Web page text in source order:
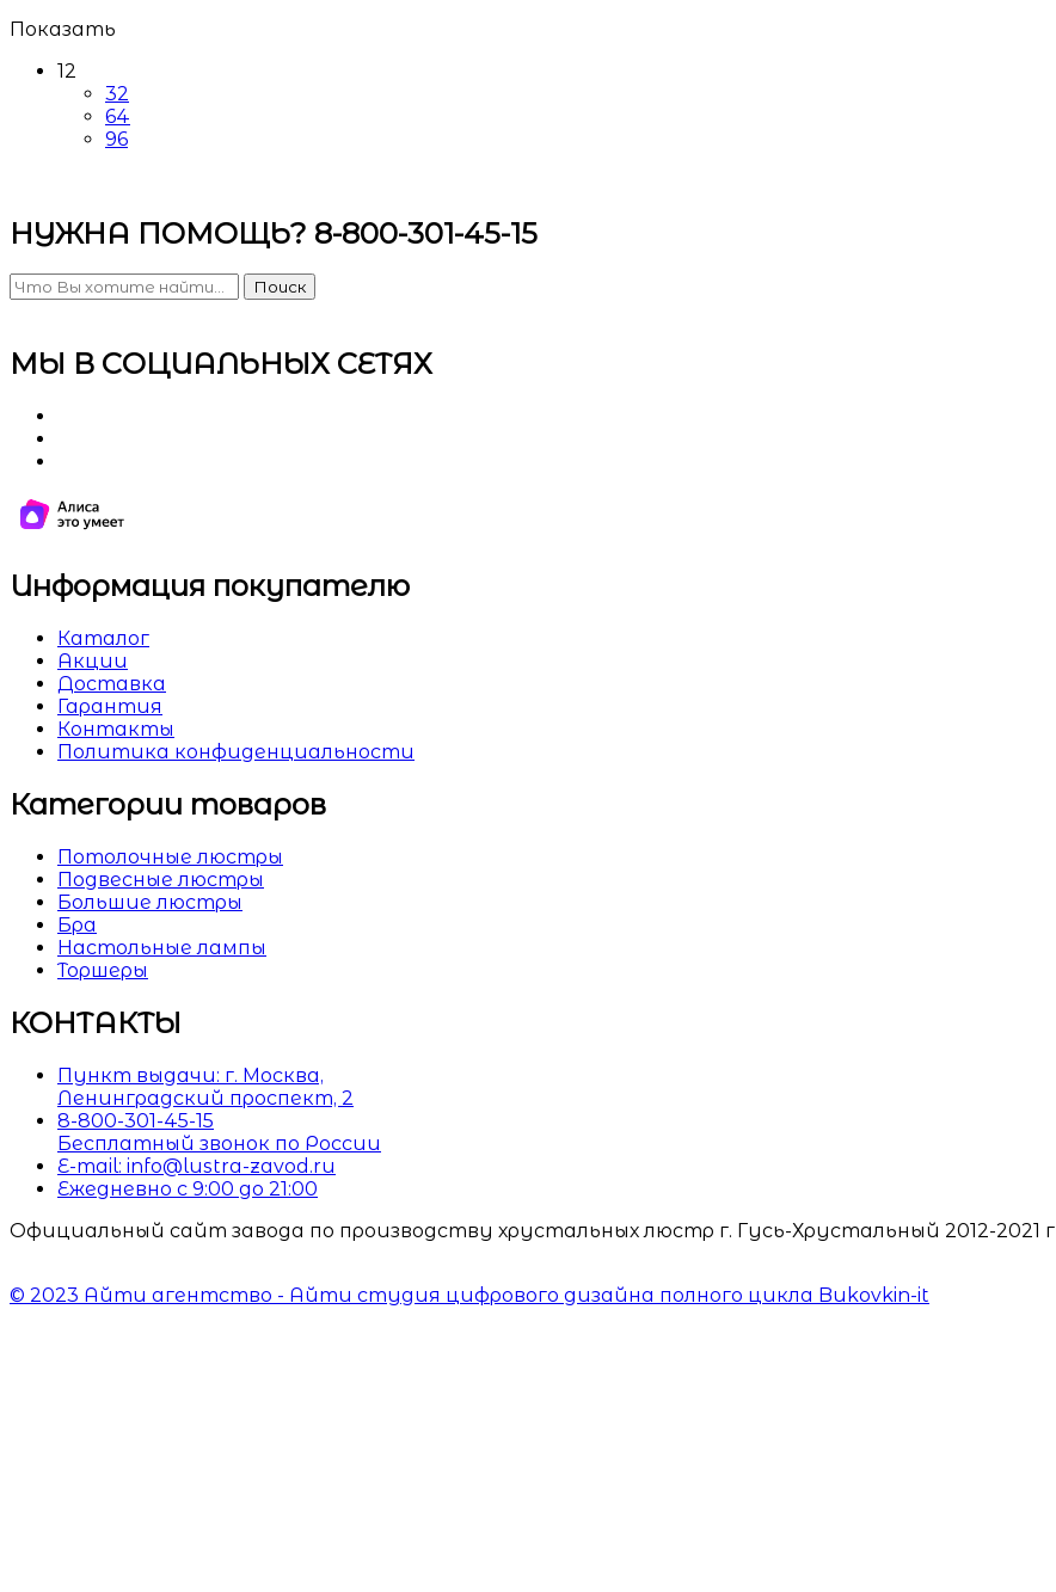
Показать
12
32
64
96
НУЖНА ПОМОЩЬ? 8-800-301-45-15
Поиск
МЫ В СОЦИАЛЬНЫХ СЕТЯХ
Информация покупателю
Каталог
Акции
Доставка
Гарантия
Контакты
Политика конфиденциальности
Категории товаров
Потолочные люстры
Подвесные люстры
Большие люстры
Бра
Настольные лампы
Торшеры
КОНТАКТЫ
Пункт выдачи: г. Москва,
Ленинградский проспект, 2
8-800-301-45-15
Бесплатный звонок по России
E-mail: info@lustra-zavod.ru
Ежедневно с 9:00 до 21:00
Официальный сайт завода по производству хрустальных люстр г. Гусь-Хрустальный 2012-2021 г
© 2023 Айти агентство - Айти студия цифрового дизайна полного цикла Bukovkin-it